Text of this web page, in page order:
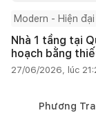
Modern - Hiện đại
Nhà 1 tầng tại
hoạch bằng
27/06/2026, lúc
Phương